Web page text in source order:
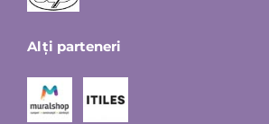
Alți parteneri